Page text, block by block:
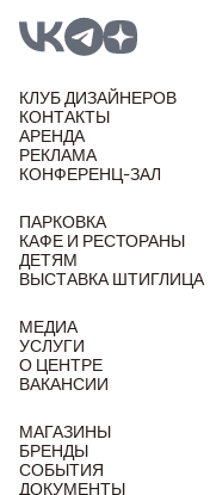
КЛУБ ДИЗАЙНЕРОВ
КОНТАКТЫ
АРЕНДА
РЕКЛАМА
КОНФЕРЕНЦ-ЗАЛ
ПАРКОВКА
КАФЕ И РЕСТОРАНЫ
ДЕТЯМ
ВЫСТАВКА ШТИГЛИЦА
МЕДИА
УСЛУГИ
О ЦЕНТРЕ
ВАКАНСИИ
МАГАЗИНЫ
БРЕНДЫ
СОБЫТИЯ
ДОКУМЕНТЫ